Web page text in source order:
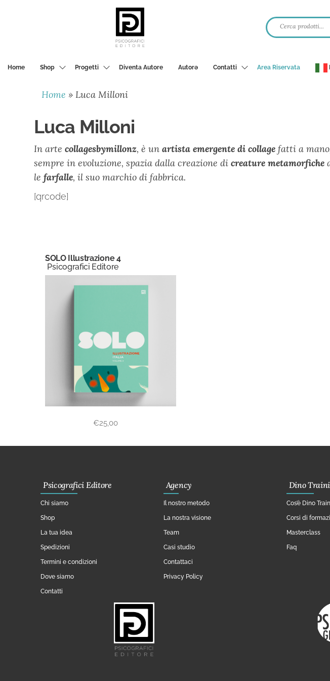
Home Shop Progetti Diventa Autore Autorә Contatti Area Riservata
Home »Luca Milloni
Luca Milloni
In artecollagesbymillonz, è unartista emergente di collage fatti a
sempre in evoluzione, spazia dalla creazione dicreature metamorfiche
lefarfalle, il suo marchio di fabbrica.
[qrcode]
SOLO Illustrazione 4
Psicografici Editore
€25,00
Psicografici Editore
Chi siamo
Shop
La tua idea
Spedizioni
Termini e condizioni
Dove siamo
Contatti
Agency
Il nostro metodo
La nostra visione
Team
Casi studio
Contattaci
Privacy Policy
Dino
Cos’è Dino
Corsi di
Masterclass
Faq